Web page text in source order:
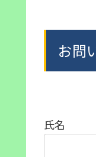
お問
氏名